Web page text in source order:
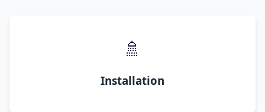
🚿
Installation